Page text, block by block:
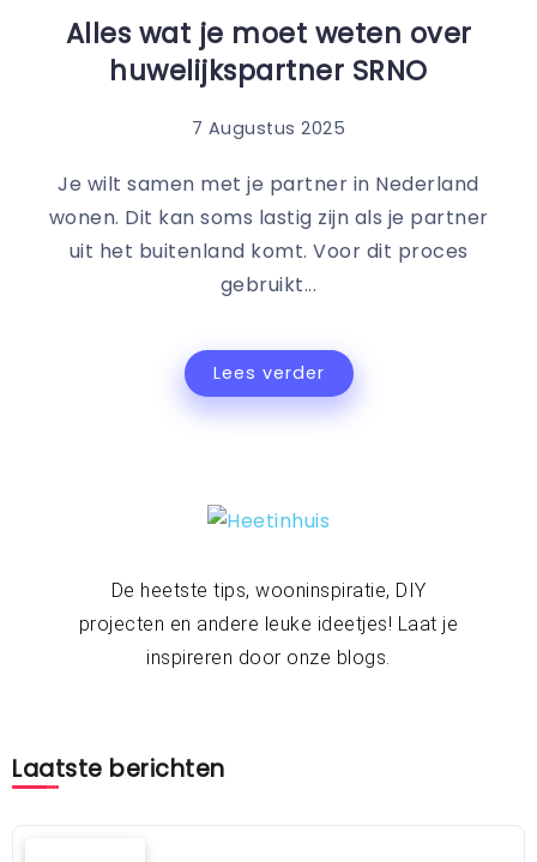
Alles wat je moet weten over
huwelijkspartner SRNO
7 Augustus 2025
Je wilt samen met je partner in Nederland
wonen. Dit kan soms lastig zijn als je partner
uit het buitenland komt. Voor dit proces
gebruikt...
Lees verder
De heetste tips, wooninspiratie, DIY
projecten en andere leuke ideetjes! Laat je
inspireren door onze blogs.
Laatste berichten